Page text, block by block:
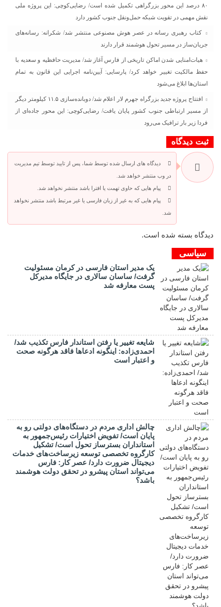
۸۰ درصد این محور بزرگراهی تکمیل شده است/ رضایی‌کوچی: این پروژه ملی
نقش مهمی در تقویت شبکه حمل‌ونقل جنوب کشور دارد
کتاب رهبری رسانه در عصر هوش مصنوعی منتشر شد/ شکرانه: رسانه‌های
جریان‌ساز در مسیر تحول هوشمند قرار دارند
هیات‌امنایی شدن اماکن تاریخی از فارس آغاز شد/ مدیریت حافظیه و سعدیه با
حفظ مالکیت تغییر خواهد کرد/ پارسایی: آیین‌نامه اجرایی این قانون به تمام
استان‌ها ابلاغ می‌‌شود
افتتاح پروژه جدید بزرگراه جهرم لار اعلام شد/ دوبانده‌سازی ۱۱.۵ کیلومتر دیگر
از مسیر ارتباطی جنوب کشور پایان یافت/ رضایی‌کوچی: این محور جاده‌ای از
فردا زیر بار ترافیک می‌رود
ثبت دیدگاه
دیدگاه های ارسال شده توسط شما، پس از تایید توسط تیم مدیریت
در وب منتشر خواهد شد.
پیام هایی که حاوی تهمت یا افترا باشد منتشر نخواهد شد.
پیام هایی که به غیر از زبان فارسی یا غیر مرتبط باشد منتشر نخواهد
شد.
دیدگاه بسته شده است.
سیاسی
یک مدیر استان فارسی در کرمان مسئولیت
گرفت/ ساسان سالاری در جایگاه مدیرکل
پست معارفه شد
شایعه تغییر یا رفتن استاندار فارس تکذیب شد/
احمدی‌زاده: اینگونه ادعاها فاقد هرگونه صحت
و اعتبار است
چالش اداری مردم در دستگاه‌های دولتی رو به
پایان است/ تفویض اختیارات رئیس‌جمهور به
استانداران بسترساز تحول است/ تشکیل
کارگروه تخصصی توسعه زیرساخت‌های خدمات
دیجیتال ضرورت دارد/ عصر کار: فارس
می‌تواند استان پیشرو در تحقق دولت هوشمند
باشد؟